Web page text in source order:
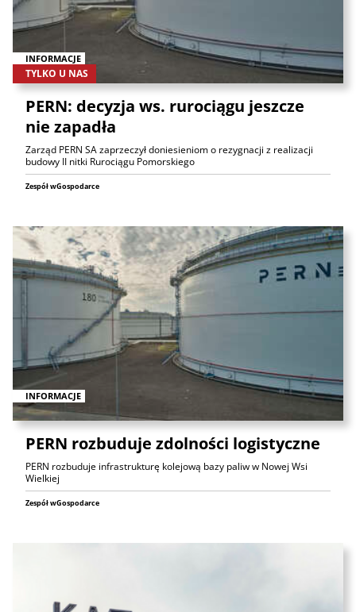
INFORMACJE
TYLKO U NAS
PERN: decyzja ws. rurociągu jeszcze
nie zapadła
Zarząd PERN SA zaprzeczył doniesieniom o rezygnacji z realizacji
budowy II nitki Rurociągu Pomorskiego
Zespół wGospodarce
INFORMACJE
PERN rozbuduje zdolności logistyczne
PERN rozbuduje infrastrukturę kolejową bazy paliw w Nowej Wsi
Wielkiej
Zespół wGospodarce